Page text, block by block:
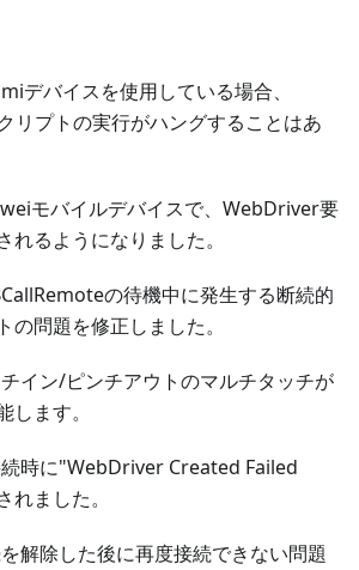
デバイスを使用している場合、
リプトの実行がハングすることはあ
モバイルデバイスで、WebDriver要
れるようになりました。
の待機中に発生する断続的
の問題を修正しました。
イン/ピンチアウトのマルチタッチが
します。
時に"WebDriver Created Failed
ました。
解除した後に再度接続できない問題